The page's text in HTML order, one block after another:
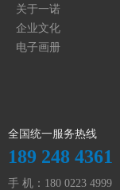
关于一诺
企业文化
电子画册
全国统一服务热线
189 248 4361
手 机：180 0223 4999